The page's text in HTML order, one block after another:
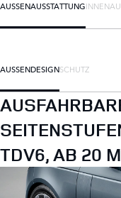
AUSSENAUSSTATTUNG
AUSSENDESIGN SCHUTZ
TDV6, AB 20